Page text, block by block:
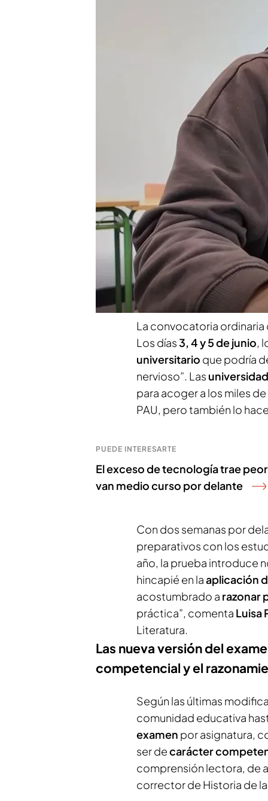
Los correctores
en permanecer
El razonamiento, la
toman protagonismo
Compartir
A poco más de diez días
de 2º de Bachillerato se
materia. Tal y como
Palaciosen el video, con
más frecuentes, por lo
de sentarse en el pupitre.
La convocatoria ordinaria
Los días3, 4 y 5 de junio,
universitario que podría
nervioso”. Las
para acoger a los miles
PAU, pero también lo
PUEDE INTERESARTE
El exceso de tecnología trae
van medio curso por delante
Con dos semanas por
preparativos con los
año, la prueba introduce
hincapié en laaplicación
acostumbrado a razonar
práctica”, comenta Luisa
Literatura.
Las nueva versión del
competencial y el
Según las últimas
comunidad educativa
examen por asignatura,
ser decarácter
comprensión lectora, de
corrector de Historia de la